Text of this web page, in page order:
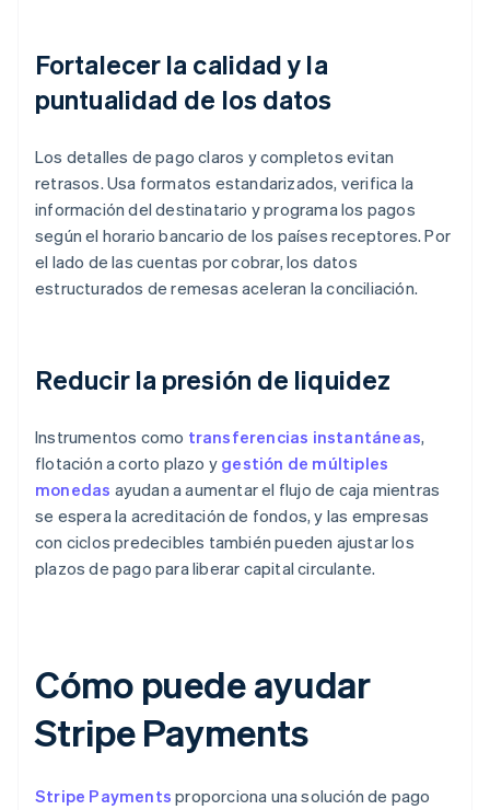
Fortalecer la calidad y la
puntualidad de los datos
Los detalles de pago claros y completos evitan
retrasos. Usa formatos estandarizados, verifica la
información del destinatario y programa los pagos
según el horario bancario de los países receptores. Por
el lado de las cuentas por cobrar, los datos
estructurados de remesas aceleran la conciliación.
Reducir la presión de liquidez
Instrumentos como transferencias instantáneas,
flotación a corto plazo y gestión de múltiples
monedas ayudan a aumentar el flujo de caja mientras
se espera la acreditación de fondos, y las empresas
con ciclos predecibles también pueden ajustar los
plazos de pago para liberar capital circulante.
Cómo puede ayudar
Stripe Payments
Stripe Payments proporciona una solución de pago